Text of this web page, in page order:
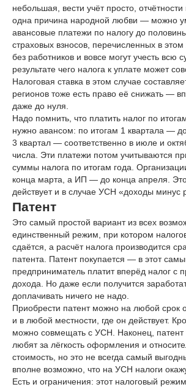
небольшая, вести учёт просто,
одна причина народной любви — можно
авансовые платежи по налогу до
страховых взносов, перечисленных в
без работников и вовсе могут учесть всю
результате чего налога к уплате может
Налоговая ставка в этом случае
регионов тоже есть право её снижать —
даже до нуля.
Надо помнить, что платить налог по
нужно авансом: по итогам 1 квартала —
3 квартал — соответственно в июле и
числа. Эти платежи потом учитываются
суммы налога по итогам года.
конца марта, а ИП — до конца апреля.
действует и в случае УСН «доходы минус
Патент
Это самый простой вариант из всех
единственный режим, при котором
сдаётся, а расчёт налога производится
патента. Патент покупается — в этот
предприниматель платит вперёд налог с
дохода. Но даже если получится
доплачивать ничего не надо.
Приобрести патент можно на любой срок
и в любой местности, где он действует.
можно совмещать с УСН. Наконец, патент
любят за лёгкость оформления и
стоимость, но это не всегда самый
вполне возможно, что на УСН налоги
Есть и ограничения: этот налоговый